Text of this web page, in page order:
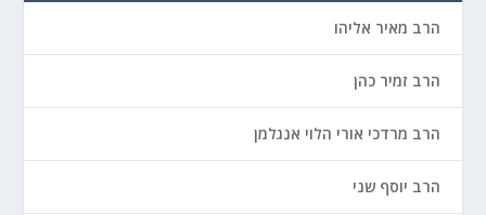
הרב מאיר אליהו
הרב זמיר כהן
הרב מרדכי אורי הלוי אנגלמן
הרב יוסף שני